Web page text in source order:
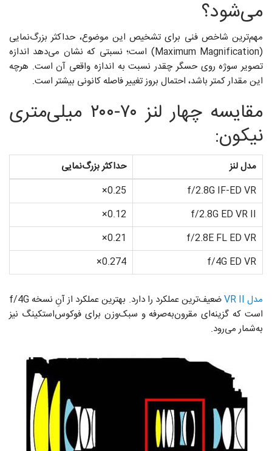
می‌شود؟
مهم‌ترین شاخص فنی برای تشخیص این موضوع، حداکثر بزرگ‌نمایی
(Maximum Magnification) است؛ نسبتی که نشان می‌دهد اندازه‌
تصویر سوژه روی حسگر چقدر نسبت به اندازه‌ واقعی آن است. هرچه
این مقدار کمتر باشد، احتمال بروز تغییر فاصله‌ کانونی بیشتر است.
مقایسه‌ چهار لنز ۷۰-۲۰۰ میلی‌متری
نیکون:
مدل لنز
حداکثر بزرگ‌نمایی
f/2.8G IF-ED VR
0.25×
f/2.8G ED VR II
0.12×
f/2.8E FL ED VR
0.21×
f/4G ED VR
0.274×
مدل VR II
ضعیف‌ترین عملکرد را دارد. بهترین عملکرد از آنِ نسخه‌ f/4G
است که گزینه‌ای مقرون‌به‌صرفه و سبک‌وزن برای فوکوس‌استکینگ نیز
به‌شمار می‌رود.